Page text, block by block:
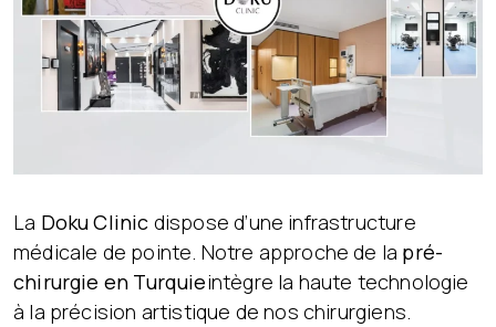
La Doku Clinic dispose d’une infrastructure
médicale de pointe. Notre approche de la pré-
chirurgie en Turquieintègre la haute technologie
à la précision artistique de nos chirurgiens.